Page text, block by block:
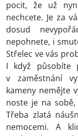
pocit, že už
nechcete. Je za
dosud
nepohnete, i
Střelec ve vás
I když působíte
v zaměstnání
kameny nemějte
noste je na
Třeba zlatá
nemocemi. A